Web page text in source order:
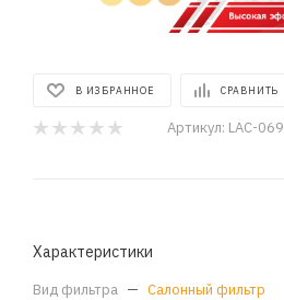
В ИЗБРАННОЕ СРАВНИТЬ
Артикул: LAC-069
Характеристики
Вид фильтра — Салонный фильтр